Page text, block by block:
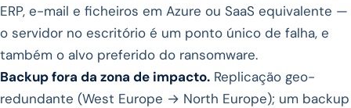
ERP, e-mail e ficheiros em Azure ou SaaS equivalente —
o servidor no escritório é um ponto único de falha, e
também o alvo preferido do ransomware.
Backup fora da zona de impacto. Replicação geo-
redundante (West Europe → North Europe); um backup